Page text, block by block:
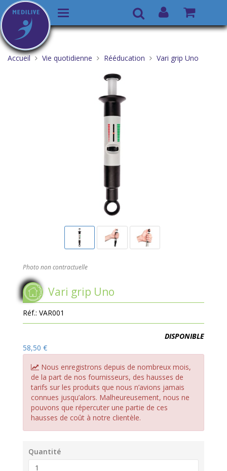
Aller
au
contenu
Recherche
Basculer
la
navigation
Vous
êtes
ici :
Accueil Vie quotidienne Rééducation Vari grip Uno
Photo non contractuelle
Vari grip Uno
Réf.: VAR001
DISPONIBLE
58,50 €
Nous enregistrons depuis de nombreux mois,
de la part de nos fournisseurs, des hausses de
tarifs sur les produits que nous n’avions jamais
connues jusqu’alors. Malheureusement, nous ne
pouvons que répercuter une partie de ces
hausses de coût à notre clientèle.
Quantité